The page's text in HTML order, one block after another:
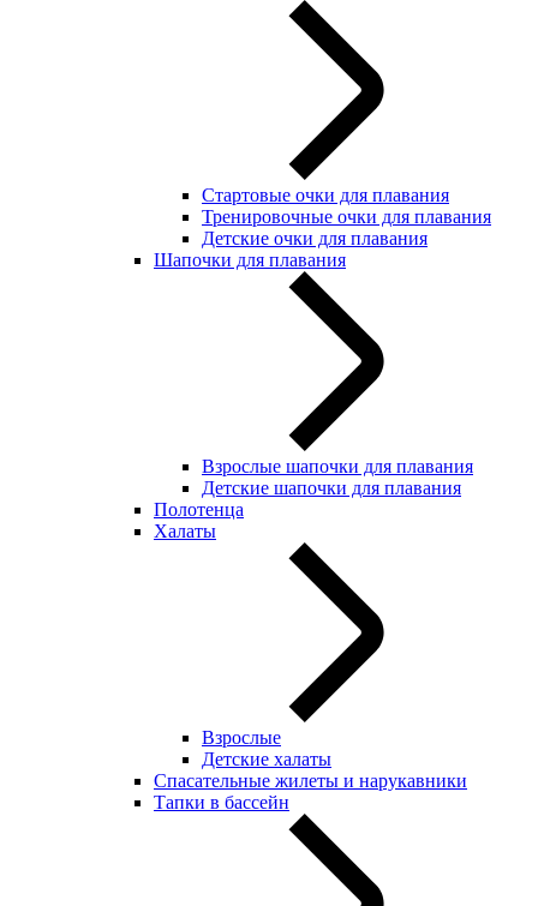
Стартовые очки для плавания
Тренировочные очки для плавания
Детские очки для плавания
Шапочки для плавания
Взрослые шапочки для плавания
Детские шапочки для плавания
Полотенца
Халаты
Взрослые
Детские халаты
Спасательные жилеты и нарукавники
Тапки в бассейн